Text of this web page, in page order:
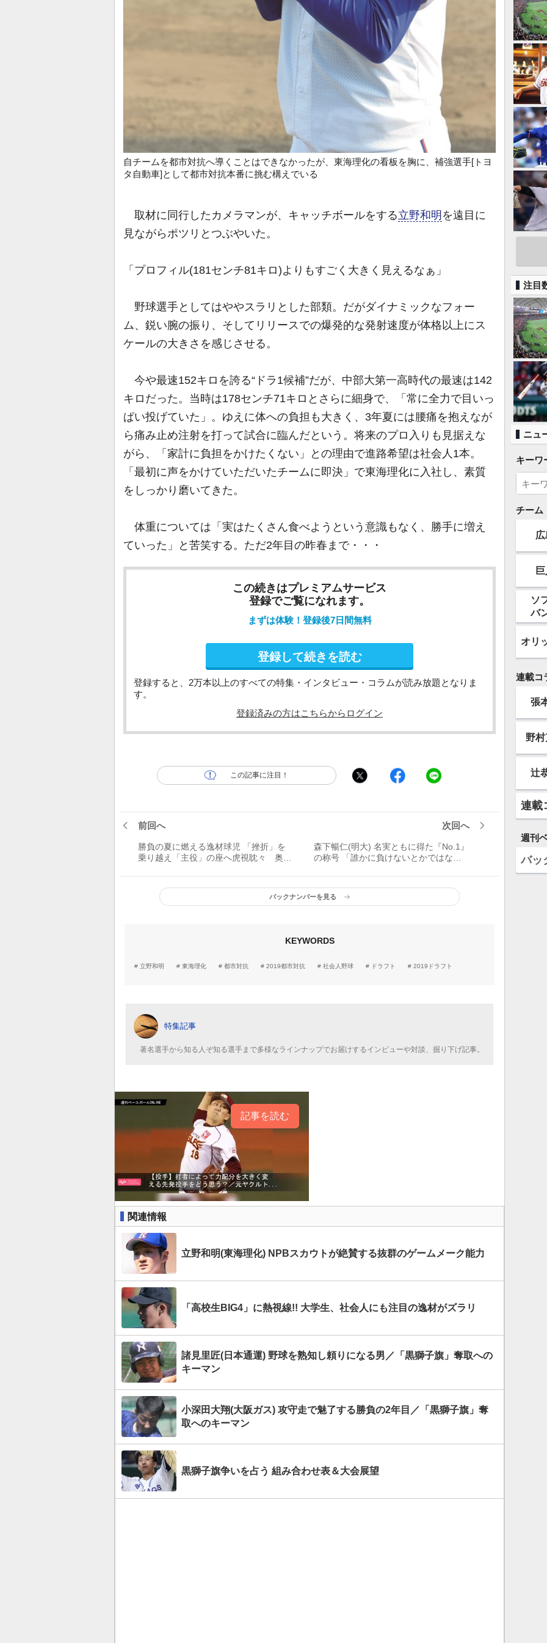
自チームを都市対抗へ導くことはできなかったが、東海理化の看板を胸に、補強選手[トヨ
タ自動車]として都市対抗本番に挑む構えでいる
取材に同行したカメラマンが、キャッチボールをする立野和明 を遠目に
見ながらポツリとつぶやいた。
「プロフィル(181センチ81キロ)よりもすごく大きく見えるなぁ」
野球選手としてはややスラリとした部類。だがダイナミックなフォー
ム、鋭い腕の振り、そしてリリースでの爆発的な発射速度が体格以上にス
ケールの大きさを感じさせる。
今や最速152キロを誇る“ドラ1候補”だが、中部大第一高時代の最速は142
キロだった。当時は178センチ71キロとさらに細身で、「常に全力で目いっ
ぱい投げていた」。ゆえに体への負担も大きく、3年夏には腰痛を抱えなが
ら痛み止め注射を打って試合に臨んだという。将来のプロ入りも見据えな
がら、「家計に負担をかけたくない」との理由で進路希望は社会人1本。
「最初に声をかけていただいたチームに即決」で東海理化に入社し、素質
をしっかり磨いてきた。
体重については「実はたくさん食べようという意識もなく、勝手に増え
ていった」と苦笑する。ただ2年目の昨春まで・・・
この続きはプレミアムサービス
登録でご覧になれます。
まずは体験！登録後7日間無料
登録して続きを読む
登録すると、2万本以上のすべての特集・インタビュー・コラムが読み放題となりま
す。
登録済みの方はこちらからログイン
この記事に注目！
前回へ
勝負の夏に燃える逸材球児 「挫折」を
乗り越え「主役」の座へ虎視眈々 奥川
次回へ
森下暢仁(明大) 名実ともに得た『No.1』
の称号 「誰かに負けないとかではな
ただければいい」
バックナンバーを見る
KEYWORDS
立野和明 東海理化 都市対抗 2019都市対抗 社会人野球 ドラフト 2019ドラフト
特集記事
著名選手から知る人ぞ知る選手まで多様なラインナップでお届けするインビューや対談、掘り下げ記事。
記事を読む
関連情報
立野和明(東海理化) NPBスカウトが絶賛する抜群のゲームメーク能力
「高校生BIG4」に熱視線!! 大学生、社会人にも注目の逸材がズラリ
諸見里匠(日本通運) 野球を熟知し頼りになる男／「黒獅子旗」奪取への
キーマン
小深田大翔(大阪ガス) 攻守走で魅了する勝負の2年目／「黒獅子旗」奪
取へのキーマン
黒獅子旗争いを占う 組み合わせ表＆大会展望
注目
ニュ
キーワ
チーム
広
ソ
バ
オリ
連載コ
張
野
辻
連載
週刊
バッ